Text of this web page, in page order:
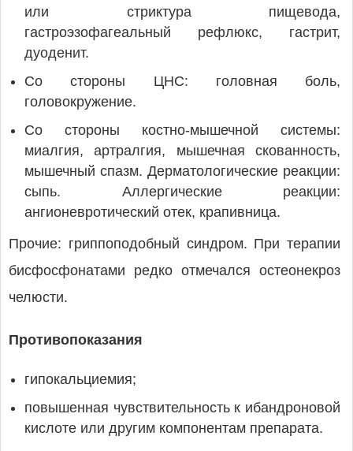
или стриктура пищевода,
гастроэзофагеальный рефлюкс, гастрит,
дуоденит.
Со стороны ЦНС: головная боль,
головокружение.
Со стороны костно-мышечной системы:
миалгия, артралгия, мышечная скованность,
мышечный спазм. Дерматологические реакции:
сыпь. Аллергические реакции:
ангионевротический отек, крапивница.
Прочие: гриппоподобный синдром. При терапии
бисфосфонатами редко отмечался остеонекроз
челюсти.
Противопоказания
гипокальциемия;
повышенная чувствительность к ибандроновой
кислоте или другим компонентам препарата.